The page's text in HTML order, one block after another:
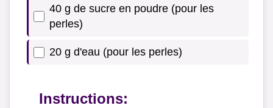
40 g de sucre en poudre (pour les
perles)
20 g d'eau (pour les perles)
Instructions: